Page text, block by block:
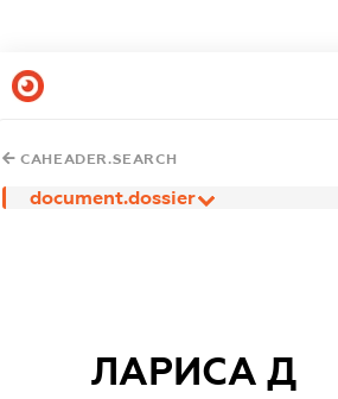
CAHEADER.SEARCH
document.dossier
ЛАРИСА Д